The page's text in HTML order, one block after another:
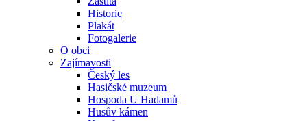
Historie
Plakát
Fotogalerie
O obci
Zajímavosti
Český les
Hasičské muzeum
Hospoda U Hadamů
Husův kámen